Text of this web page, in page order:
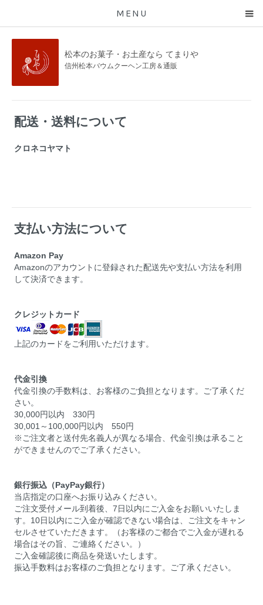
MENU
松本のお菓子・お土産なら てまりや
信州松本バウムクーヘン工房＆通販
配送・送料について
クロネコヤマト
支払い方法について
Amazon Pay
Amazonのアカウントに登録された配送先や支払い方法を利用
して決済できます。
クレジットカード
上記のカードをご利用いただけます。
代金引換
代金引換の手数料は、お客様のご負担となります。ご了承くだ
さい。
30,000円以内 330円
30,001～100,000円以内 550円
※ご注文者と送付先名義人が異なる場合、代金引換は承ること
ができませんのでご了承ください。
銀行振込（PayPay銀行）
当店指定の口座へお振り込みください。
ご注文受付メール到着後、7日以内にご入金をお願いいたしま
す。10日以内にご入金が確認できない場合は、ご注文をキャン
セルさせていただきます。（お客様のご都合でご入金が遅れる
場合はその旨、ご連絡ください。）
ご入金確認後に商品を発送いたします。
振込手数料はお客様のご負担となります。ご了承ください。